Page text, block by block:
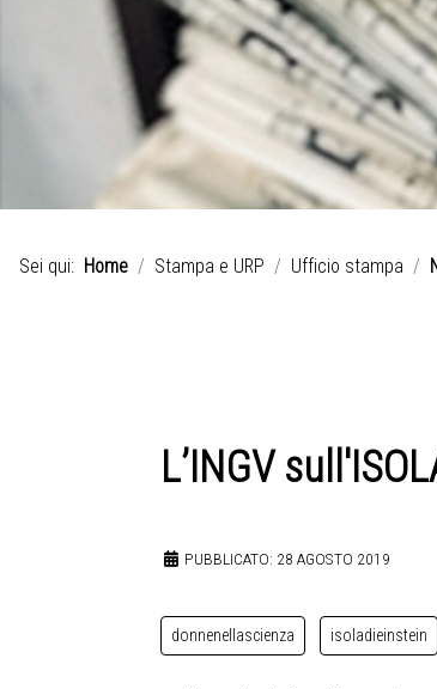
Sei qui: Home Stampa e URP Ufficio stampa
L’INGV
PUBBLICATO: 28 AGOSTO 2019
donnenellascienza isoladieinstein